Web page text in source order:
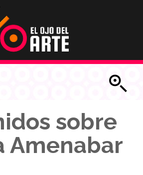
sobre
Amenabar